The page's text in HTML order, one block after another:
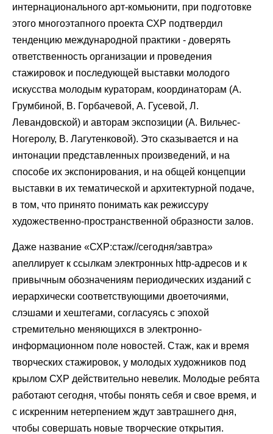
интернационального арт-комьюнити, при подготовке
этого многоэтапного проекта СХР подтвердил
тенденцию международной практики - доверять
ответственность организации и проведения
стажировок и последующей выставки молодого
искусства молодым кураторам, координаторам (А.
Грумбиной, В. Горбачевой, А. Гусевой, Л.
Левандовской) и авторам экспозиции (А. Вильчес-
Ногеролу, В. Лагутенковой). Это сказывается и на
интонации представленных произведений, и на
способе их экспонирования, и на общей концепции
выставки в их тематической и архитектурной подаче,
в том, что принято понимать как режиссуру
художественно-пространственной образности залов.
Даже название «СХР:стаж//сегодня/завтра»
апеллирует к ссылкам электронных http-адресов и к
привычным обозначениям периодических изданий с
иерархически соответствующими двоеточиями,
слэшами и хештегами, согласуясь с эпохой
стремительно меняющихся в электронно-
информационном поле новостей. Стаж, как и время
творческих стажировок, у молодых художников под
крылом СХР действительно невелик. Молодые ребята
работают сегодня, чтобы понять себя и свое время, и
с искренним нетерпением ждут завтрашнего дня,
чтобы совершать новые творческие открытия.